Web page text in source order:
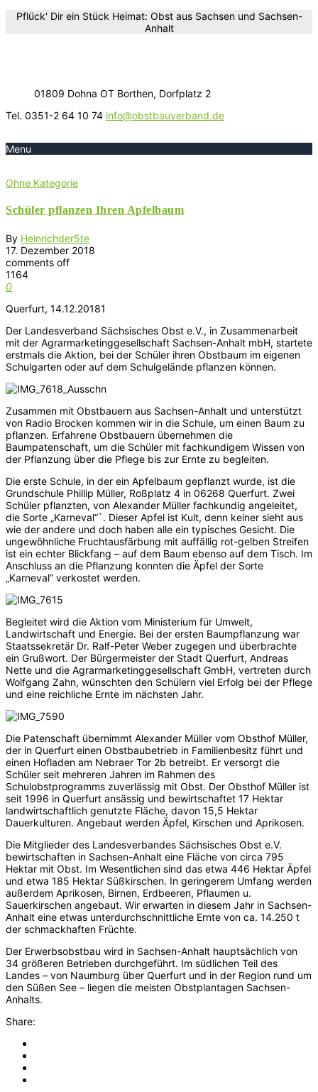
Pflück' Dir ein Stück Heimat: Obst aus Sachsen und Sachsen-
Anhalt
01809 Dohna OT Borthen, Dorfplatz 2
Tel. 0351-2 64 10 74 info@obstbauverband.de
Menu
Ohne Kategorie
Schüler pflanzen Ihren Apfelbaum
By Heinrichder5te
17. Dezember 2018
comments off
1164
0
Querfurt, 14.12.20181
Der Landesverband Sächsisches Obst e.V., in Zusammenarbeit
mit der Agrarmarketinggesellschaft Sachsen-Anhalt mbH, startete
erstmals die Aktion, bei der Schüler ihren Obstbaum im eigenen
Schulgarten oder auf dem Schulgelände pflanzen können.
Zusammen mit Obstbauern aus Sachsen-Anhalt und unterstützt
von Radio Brocken kommen wir in die Schule, um einen Baum zu
pflanzen. Erfahrene Obstbauern übernehmen die
Baumpatenschaft, um die Schüler mit fachkundigem Wissen von
der Pflanzung über die Pflege bis zur Ernte zu begleiten.
Die erste Schule, in der ein Apfelbaum gepflanzt wurde, ist die
Grundschule Phillip Müller, Roßplatz 4 in 06268 Querfurt. Zwei
Schüler pflanzten, von Alexander Müller fachkundig angeleitet,
die Sorte „Karneval“`. Dieser Apfel ist Kult, denn keiner sieht aus
wie der andere und doch haben alle ein typisches Gesicht. Die
ungewöhnliche Fruchtausfärbung mit auffällig rot-gelben Streifen
ist ein echter Blickfang – auf dem Baum ebenso auf dem Tisch. Im
Anschluss an die Pflanzung konnten die Äpfel der Sorte
„Karneval“ verkostet werden.
Begleitet wird die Aktion vom Ministerium für Umwelt,
Landwirtschaft und Energie. Bei der ersten Baumpflanzung war
Staatssekretär Dr. Ralf-Peter Weber zugegen und überbrachte
ein Grußwort. Der Bürgermeister der Stadt Querfurt, Andreas
Nette und die Agrarmarketinggesellschaft GmbH, vertreten durch
Wolfgang Zahn, wünschten den Schülern viel Erfolg bei der Pflege
und eine reichliche Ernte im nächsten Jahr.
Die Patenschaft übernimmt Alexander Müller vom Obsthof Müller,
der in Querfurt einen Obstbaubetrieb in Familienbesitz führt und
einen Hofladen am Nebraer Tor 2b betreibt. Er versorgt die
Schüler seit mehreren Jahren im Rahmen des
Schulobstprogramms zuverlässig mit Obst. Der Obsthof Müller ist
seit 1996 in Querfurt ansässig und bewirtschaftet 17 Hektar
landwirtschaftlich genutzte Fläche, davon 15,5 Hektar
Dauerkulturen. Angebaut werden Äpfel, Kirschen und Aprikosen.
Die Mitglieder des Landesverbandes Sächsisches Obst e.V.
bewirtschaften in Sachsen-Anhalt eine Fläche von circa 795
Hektar mit Obst. Im Wesentlichen sind das etwa 446 Hektar Äpfel
und etwa 185 Hektar Süßkirschen. In geringerem Umfang werden
außerdem Aprikosen, Birnen, Erdbeeren, Pflaumen u.
Sauerkirschen angebaut. Wir erwarten in diesem Jahr in Sachsen-
Anhalt eine etwas unterdurchschnittliche Ernte von ca. 14.250 t
der schmackhaften Früchte.
Der Erwerbsobstbau wird in Sachsen-Anhalt hauptsächlich von
34 größeren Betrieben durchgeführt. Im südlichen Teil des
Landes – von Naumburg über Querfurt und in der Region rund um
den Süßen See – liegen die meisten Obstplantagen Sachsen-
Anhalts.
Share: